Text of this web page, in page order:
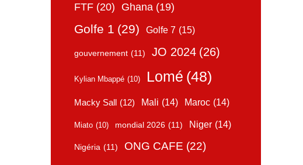
FTF (20) Ghana (19)
Golfe 1 (29) Golfe 7 (15)
gouvernement (11) JO 2024 (26)
Kylian Mbappé (10) Lomé (48)
Macky Sall (12) Mali (14) Maroc (14)
Miato (10) mondial 2026 (11) Niger (14)
Nigéria (11) ONG CAFE (22)